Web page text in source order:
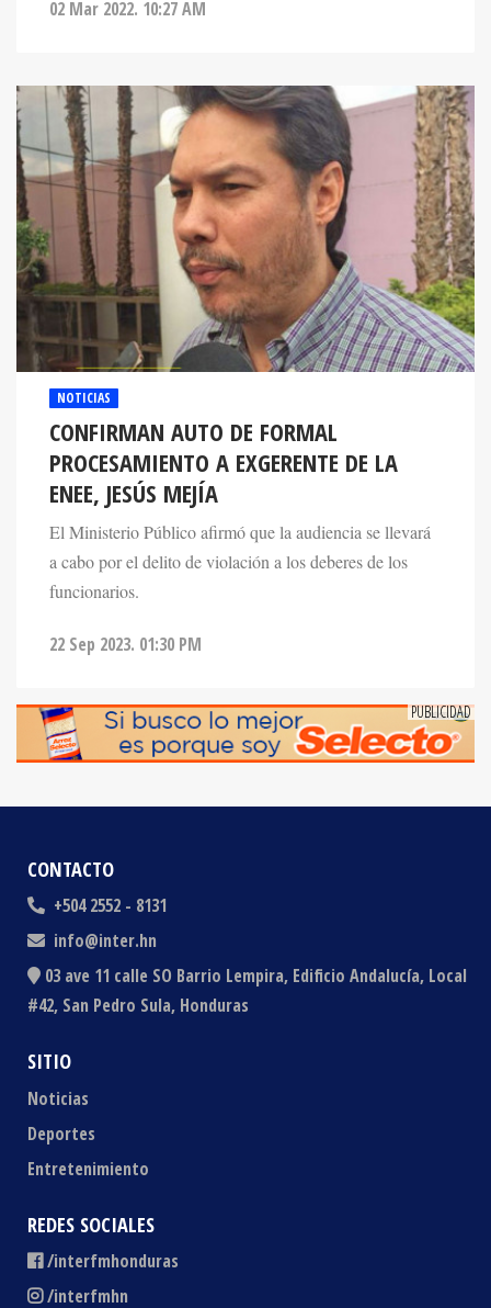
NOTICIAS
CONFIRMAN AUTO DE FORMAL
PROCESAMIENTO A EXGERENTE DE LA
ENEE, JESÚS MEJÍA
El Ministerio Público afirmó que la audiencia se llevará
a cabo por el delito de violación a los deberes de los
funcionarios.
CONTACTO
+504 2552 - 8131
info@inter.hn
03 ave 11 calle SO Barrio Lempira, Edificio Andalucía, Local
#42, San Pedro Sula, Honduras
SITIO
Noticias
Deportes
Entretenimiento
REDES SOCIALES
/interfmhonduras
/interfmhn